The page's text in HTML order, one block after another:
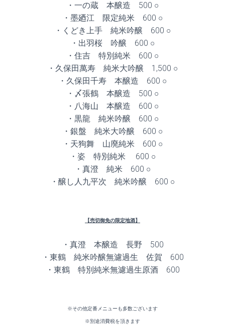
・一の蔵 本醸造 500 ○
・墨廼江 限定純米 600 ○
・くどき上手 純米吟醸 600 ○
・出羽桜 吟醸 600 ○
・住吉 特別純米 600 ○
・久保田萬寿 純米大吟醸 1,500 ○
・久保田千寿 本醸造 600 ○
・〆張鶴 本醸造 500 ○
・八海山 本醸造 600 ○
・黒龍 純米吟醸 600 ○
・銀盤 純米大吟醸 600 ○
・天狗舞 山廃純米 600 ○
・姿 特別純米 600 ○
・真澄 純米 600 ○
・醸し人九平次 純米吟醸 600 ○
【売切御免の限定地酒】
・真澄 本醸造 長野 500
・東鶴 純米吟醸無濾過生 佐賀 600
・東鶴 特別純米無濾過生原酒 600
※その他定番メニューも多数ございます
※別途消費税を頂きます